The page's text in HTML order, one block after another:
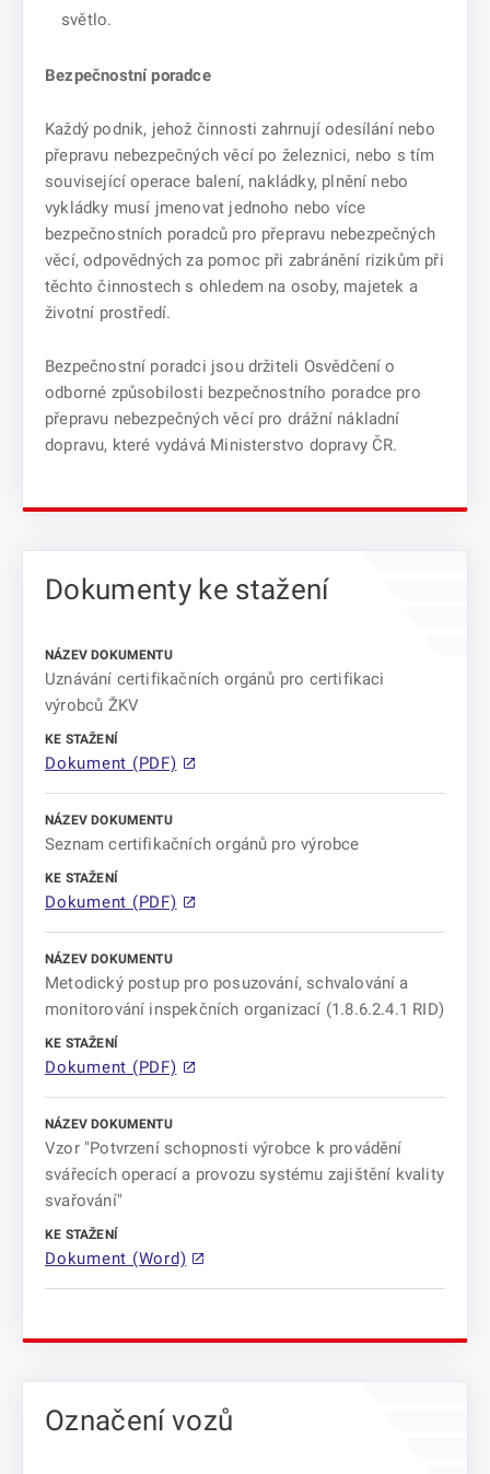
světlo.
Bezpečnostní poradce
Každý podnik, jehož činnosti zahrnují odesílání nebo
přepravu nebezpečných věcí po železnici, nebo s tím
související operace balení, nakládky, plnění nebo
vykládky musí jmenovat jednoho nebo více
bezpečnostních poradců pro přepravu nebezpečných
věcí, odpovědných za pomoc při zabránění rizikům při
těchto činnostech s ohledem na osoby, majetek a
životní prostředí.
Bezpečnostní poradci jsou držiteli Osvědčení o
odborné způsobilosti bezpečnostního poradce pro
přepravu nebezpečných věcí pro drážní nákladní
dopravu, které vydává Ministerstvo dopravy ČR.
Dokumenty ke stažení
Uznávání certifikačních orgánů pro certifikaci
výrobců ŽKV
Dokument (PDF)
Seznam certifikačních orgánů pro výrobce
Dokument (PDF)
Metodický postup pro posuzování, schvalování a
monitorování inspekčních organizací (1.8.6.2.4.1 RID)
Dokument (PDF)
Vzor "Potvrzení schopnosti výrobce k provádění
svářecích operací a provozu systému zajištění kvality
svařování"
Dokument (Word)
Označení vozů